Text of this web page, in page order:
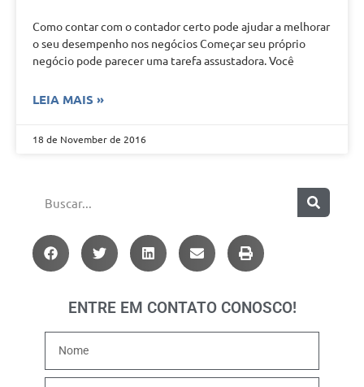
Como contar com o contador certo pode ajudar a melhorar
o seu desempenho nos negócios Começar seu próprio
negócio pode parecer uma tarefa assustadora. Você
LEIA MAIS »
18 de November de 2016
ENTRE EM CONTATO CONOSCO!